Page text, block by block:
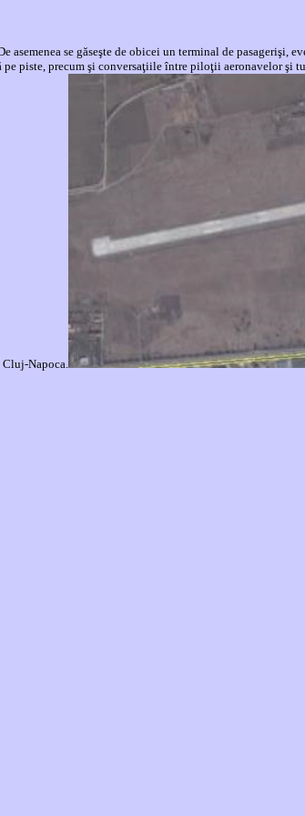
asemenea se găseşte de obicei un terminal de pasagerişi,
pe piste, precum şi conversaţiile între piloţii aeronavelor şi
Cluj-Napoca